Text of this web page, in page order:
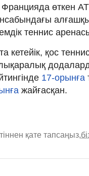
өткен
алғашқы
теннис
кетейік, қос
17-орынға
жайғасқан.
қате тапсаңыз,